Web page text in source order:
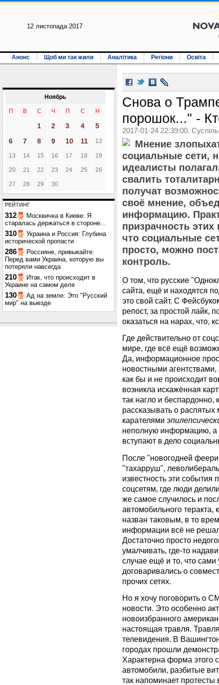
12 листопада 2017
Анонс Щоб ми так жили Аналітика Регіони Освіта
Ноябрь
П В С Ч П С Н
1 2 3 4
5
6
7 8 9 10 11 12
13 14 15 16 17 18 19
20 21 22 23 24 25 26
27 28 29 30
РЕЙТИНГ
312
Москвичка в Киеве: Я
старалась держаться в стороне...
310
Украина и Россия: Глубина
исторической пропасти
286
Россияне, привыкайте:
Перед вами Украина, которую вы
потеряли навсегда
210
Итак, что происходит в
Украине на самом деле
130
Ад на земле: Это "Русский
мир" на выезде
Снова о
порошок..." -
2017-01-24 22:39:00.
Мнение
социальные сети,
идеалисты
свалить
получат
своё мнение,
информацию.
призрачность
что социальные
просто, можно
контроль.
О том, что русские
сайта, ещё и находятся
это свой сайт. С
репост, за простой
оказаться на нарах, что,
Где действительно от
мире, где всё ещё
Да, информационное
новостными агентствами,
как бы и не происходит
возникла искажённая
так нагло и беспардонно,
рассказывать о
карателями
неполную информацию, а
вступают в дело
После "новогодней
"тахарруш",
известность эти события
соцсетям, где люди
же самое случилось и
автомобильного теракта,
назван таковым, в то
информации всё не
Достаточно просто
умалчивать, где-то
случае ещё и то, что сами
договаривались о
прочих сетях.
Но я хочу поговорить о
новости. Это особенно
новоизбранного
настоящая травля.
телевидения. В
городах прошли
Характерна форма этого
автомобили, разбитые
так напоминает